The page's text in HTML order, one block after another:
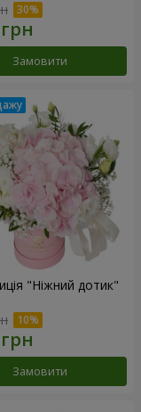
Замовити
"Ніжний дотик"
Замовити